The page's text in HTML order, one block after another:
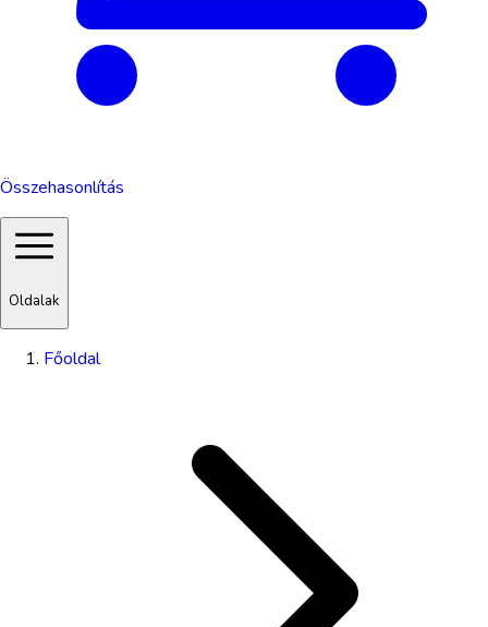
Összehasonlítás
Oldalak
Főoldal